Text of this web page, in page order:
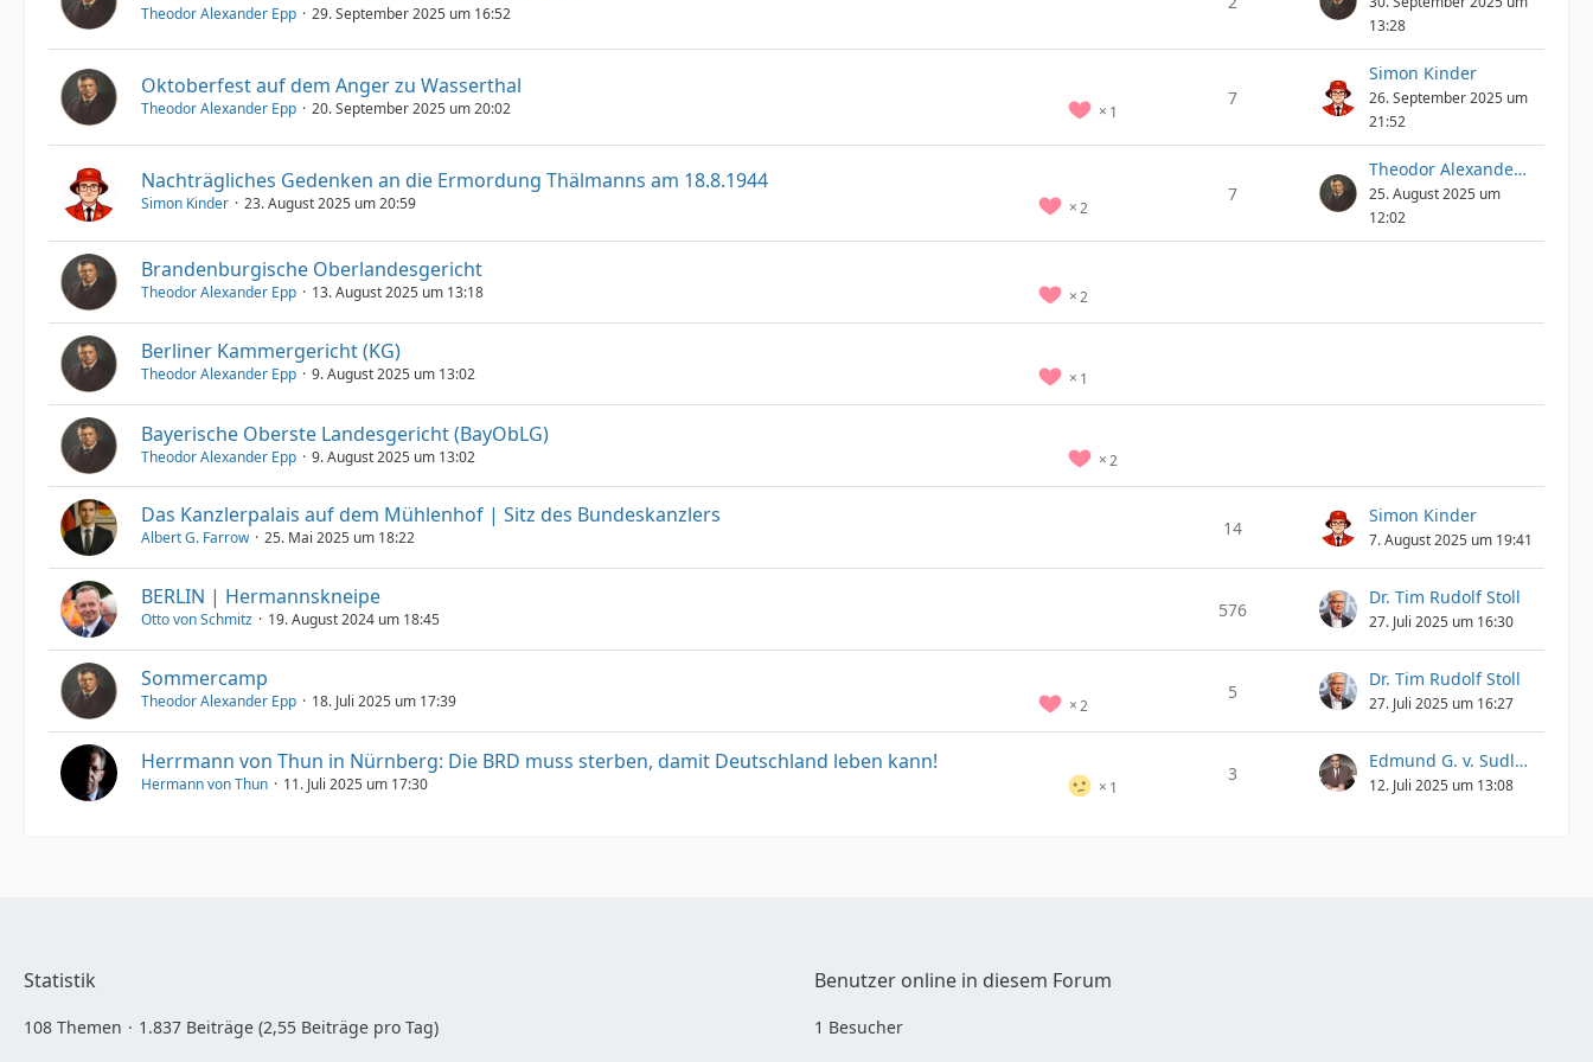
Theodor Alexander Epp 29. September 2025 um 16:52
13:28
Oktoberfest auf dem Anger zu Wasserthal
1
Theodor Alexander Epp 20. September 2025 um 20:02 7
Simon Kinder
26. September 2025 um
21:52
Nachträgliches Gedenken an die Ermordung Thälmanns am 18.8.1944
2
Simon Kinder 23. August 2025 um 20:59 7
Theodor Alexander Epp
25. August 2025 um
12:02
Brandenburgische Oberlandesgericht
2
Theodor Alexander Epp 13. August 2025 um 13:18
Berliner Kammergericht (KG)
1
Theodor Alexander Epp 9. August 2025 um 13:02
Bayerische Oberste Landesgericht (BayObLG)
2
Theodor Alexander Epp 9. August 2025 um 13:02
Das Kanzlerpalais auf dem Mühlenhof | Sitz des Bundeskanzlers
Albert G. Farrow 25. Mai 2025 um 18:22 14
Simon Kinder
7. August 2025 um 19:41
BERLIN | Hermannskneipe
Otto von Schmitz 19. August 2024 um 18:45 576
Dr. Tim Rudolf Stoll
27. Juli 2025 um 16:30
Sommercamp
2
Theodor Alexander Epp 18. Juli 2025 um 17:39 5
Dr. Tim Rudolf Stoll
27. Juli 2025 um 16:27
Herrmann von Thun in Nürnberg: Die BRD muss sterben, damit Deutschland leben kann!
1
Hermann von Thun 11. Juli 2025 um 17:30 3
Edmund G. v. Sudler-Löwen
12. Juli 2025 um 13:08
Statistik
108 Themen 1.837 Beiträge (2,55 Beiträge pro Tag)
Benutzer online in diesem Forum
1 Besucher